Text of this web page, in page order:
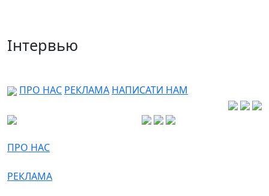
Інтервью
ПРО НАС РЕКЛАМА НАПИСАТИ НАМ
ПРО НАС
РЕКЛАМА